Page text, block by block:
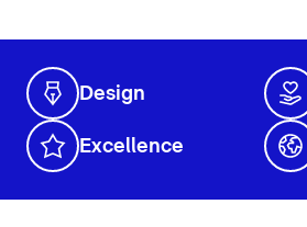
Design
Excellence